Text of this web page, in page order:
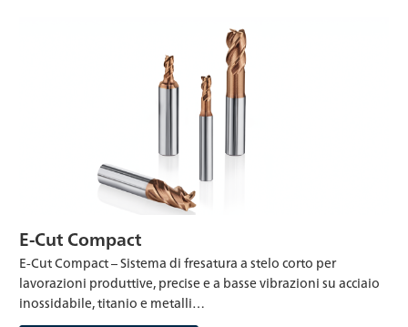
E-Cut Compact
E-Cut Compact – Sistema di fresatura a stelo corto per
lavorazioni produttive, precise e a basse vibrazioni su acciaio
inossidabile, titanio e metalli…